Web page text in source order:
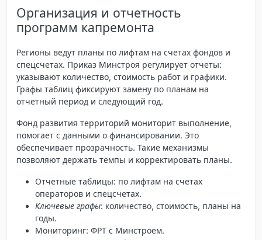
Организация и отчетность
программ капремонта
Регионы ведут планы по лифтам на счетах фондов и
спецсчетах. Приказ Минстроя регулирует отчеты:
указывают количество, стоимость работ и графики.
Графы таблиц фиксируют замену по планам на
отчетный период и следующий год.
Фонд развития территорий мониторит выполнение,
помогает с данными о финансировании. Это
обеспечивает прозрачность. Такие механизмы
позволяют держать темпы и корректировать планы.
Отчетные таблицы: по лифтам на счетах
операторов и спецсчетах.
Ключевые графы: количество, стоимость, планы на
годы.
Мониторинг: ФРТ с Минстроем.